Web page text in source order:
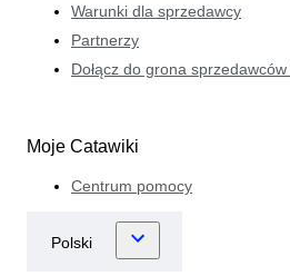
Warunki dla sprzedawcy
Partnerzy
Dołącz do grona
Moje Catawiki
Centrum pomocy